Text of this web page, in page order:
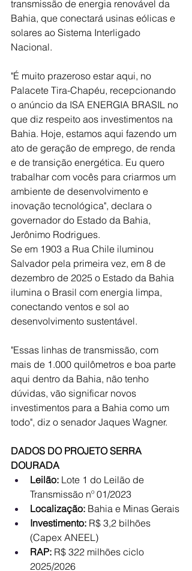
transmissão de energia renovável da
Bahia, que conectará usinas eólicas e
solares ao Sistema Interligado
Nacional.
"É muito prazeroso estar aqui, no
Palacete Tira-Chapéu, recepcionando
o anúncio da ISA ENERGIA BRASIL no
que diz respeito aos investimentos na
Bahia. Hoje, estamos aqui fazendo um
ato de geração de emprego, de renda
e de transição energética. Eu quero
trabalhar com vocês para criarmos um
ambiente de desenvolvimento e
inovação tecnológica", declara o
governador do Estado da Bahia,
Jerônimo Rodrigues.
Se em 1903 a Rua Chile iluminou
Salvador pela primeira vez, em 8 de
dezembro de 2025 o Estado da Bahia
ilumina o Brasil com energia limpa,
conectando ventos e sol ao
desenvolvimento sustentável.
"Essas linhas de transmissão, com
mais de 1.000 quilômetros e boa parte
aqui dentro da Bahia, não tenho
dúvidas, vão significar novos
investimentos para a Bahia como um
todo", diz o senador Jaques Wagner.
DADOS DO PROJETO SERRA
DOURADA
Leilão: Lote 1 do Leilão de
Transmissão nº 01/2023
Localização: Bahia e Minas Gerais
Investimento: R$ 3,2 bilhões
(Capex ANEEL)
RAP: R$ 322 milhões ciclo
2025/2026